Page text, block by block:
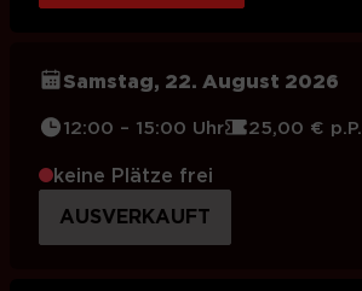
Samstag, 22. August 2026
12:00 – 15:00 Uhr 25,00 € p.P.
keine Plätze frei
AUSVERKAUFT